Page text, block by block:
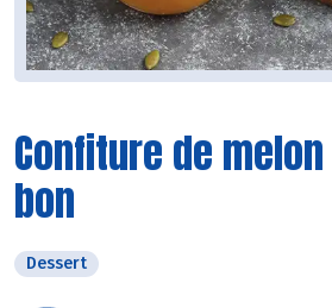
Confiture de
bon
Dessert